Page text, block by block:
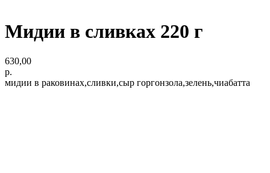
Мидии в сливках 220 г
630,00
р.
мидии в раковинах,сливки,сыр горгонзола,зелень,чиабатта